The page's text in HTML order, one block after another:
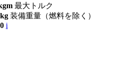
最大トルク
装備重量（燃料を除く）
i